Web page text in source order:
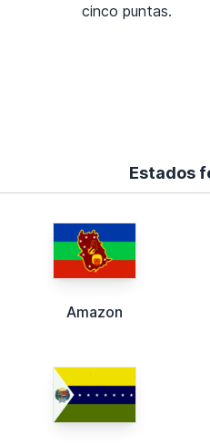
cinco puntas.
Estados
Amazon